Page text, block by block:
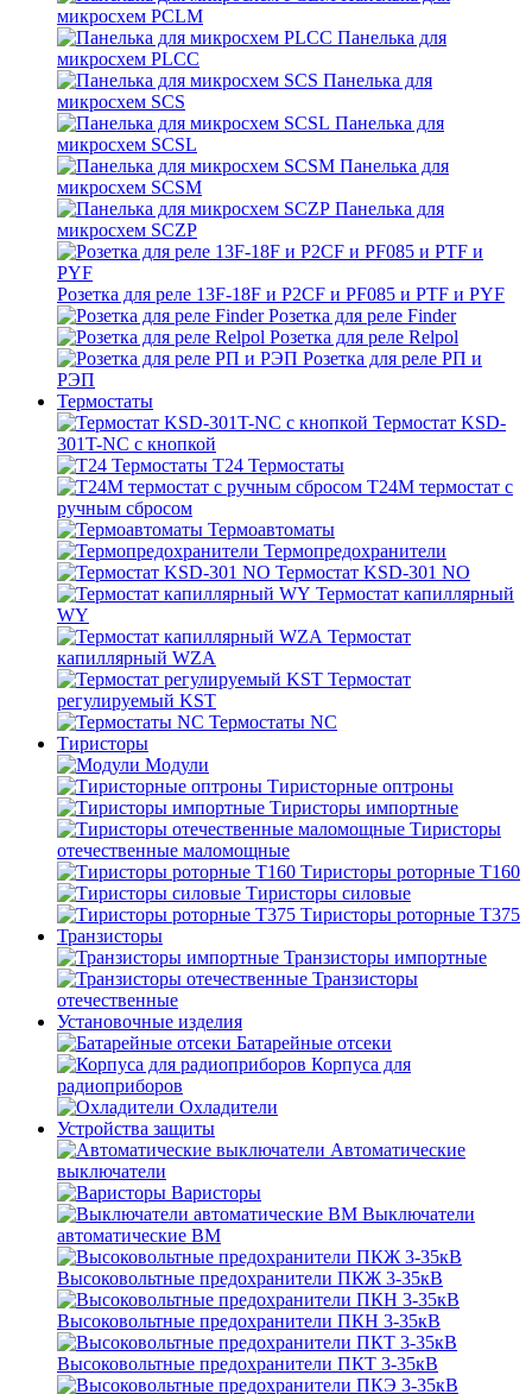
микросхем PCLM
Панелька для
микросхем PLCC
Панелька для
микросхем SCS
Панелька для
микросхем SCSL
Панелька для
микросхем SCSM
Панелька для
микросхем SCZP
Розетка для реле 13F-18F и P2CF и PF085 и PTF и PYF
Розетка для реле Finder
Розетка для реле Relpol
Розетка для реле РП и
РЭП
Термостаты
Термостат KSD-
301T-NC с кнопкой
T24 Термостаты
T24M термостат с
ручным сбросом
Термоавтоматы
Термопредохранители
Термостат KSD-301 NO
Термостат капиллярный
WY
Термостат
капиллярный WZA
Термостат
регулируемый KST
Термостаты NC
Тиристоры
Модули
Тиристорные оптроны
Тиристоры импортные
Тиристоры
отечественные маломощные
Тиристоры роторные Т160
Тиристоры силовые
Тиристоры роторные Т375
Транзисторы
Транзисторы импортные
Транзисторы
отечественные
Установочные изделия
Батарейные отсеки
Корпуса для
радиоприборов
Охладители
Устройства защиты
Автоматические
выключатели
Варисторы
Выключатели
автоматические ВМ
Высоковольтные предохранители ПКЖ 3-35кВ
Высоковольтные предохранители ПКН 3-35кВ
Высоковольтные предохранители ПКТ 3-35кВ